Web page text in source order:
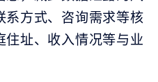
系方式、咨询需求等核
址、收入情况等与业